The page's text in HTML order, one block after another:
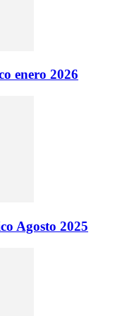
enero 2026
Agosto 2025